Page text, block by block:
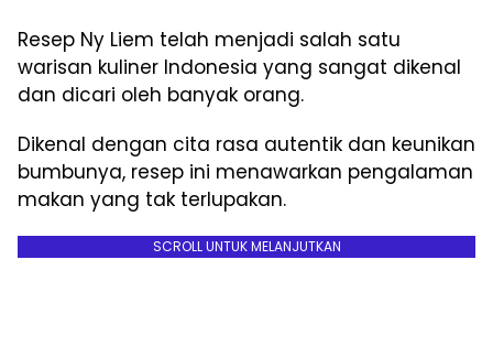
Resep Ny Liem telah menjadi salah satu
warisan kuliner Indonesia yang sangat dikenal
dan dicari oleh banyak orang.
Dikenal dengan cita rasa autentik dan keunikan
bumbunya, resep ini menawarkan pengalaman
makan yang tak terlupakan.
SCROLL UNTUK MELANJUTKAN